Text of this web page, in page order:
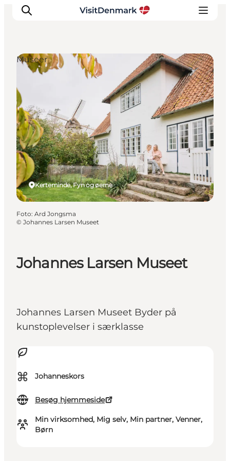
Destinationer
Oplevelser
Overnatning
Planlæg ferien
Johannes Larsen Museet
Johannes Larsen Museet Byder på
kunstoplevelser i særklasse
⌘ Johanneskors
Besøg hjemmeside
Min virksomhed, Mig selv, Min partner, Venner,
Børn
Kerteminde, Fyn og øerne
Museer
Foto: Ard Jongsma
© Johannes Larsen Museet